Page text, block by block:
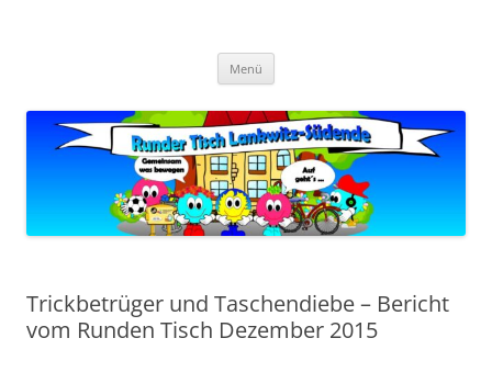
Menü
Trickbetrüger und Taschendiebe – Bericht
vom Runden Tisch Dezember 2015